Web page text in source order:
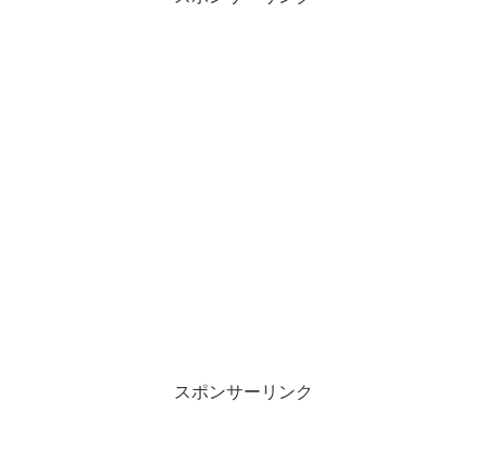
スポンサーリンク